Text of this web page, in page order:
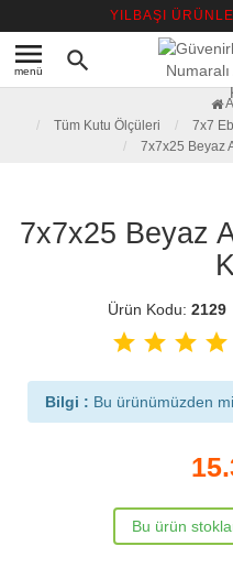
YILBAŞI
menu
menü search
Tüm Kutu Ölçüleri
7x7
7x7x25 Beyaz
7x7x25 Beyaz
Ürün Kodu: 2129
star star star star
Bilgi : Bu ürünümüzden
Bu ürün